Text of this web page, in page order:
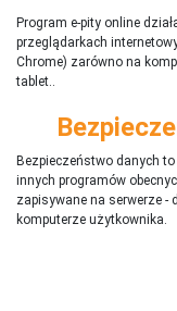
Program e-pity online
przeglądarkach
Chrome) zarówno na
tablet..
Bezpieczeństwo danych
innych programów
zapisywane na serwerze -
komputerze użytkownika.